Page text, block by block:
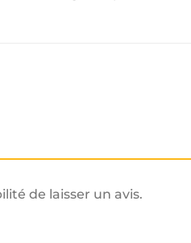
de laisser un avis.